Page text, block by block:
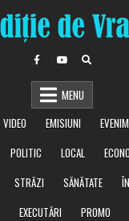
MENU
VIDEO EMISIUNI
POLITIC LOCAL
STRĂZI SĂNĂTATE
EXECUTĂRI PROMO